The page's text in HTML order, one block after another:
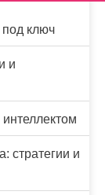
ключ
и
стратегии и